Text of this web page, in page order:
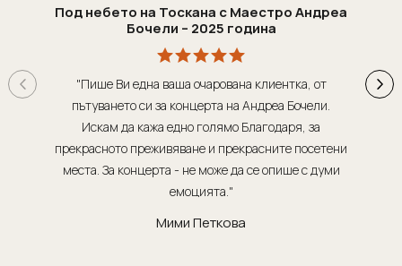
Под небето на Тоскана с Маестро Андреа
Бочели – 2025 година
"Пише Ви една ваша очарована клиентка, от
пътуването си за концерта на Андреа Бочели.
Искам да кажа едно голямо Благодаря, за
прекрасното преживяване и прекрасните посетени
места. За концерта - не може да се опише с думи
емоцията."
Мими Петкова